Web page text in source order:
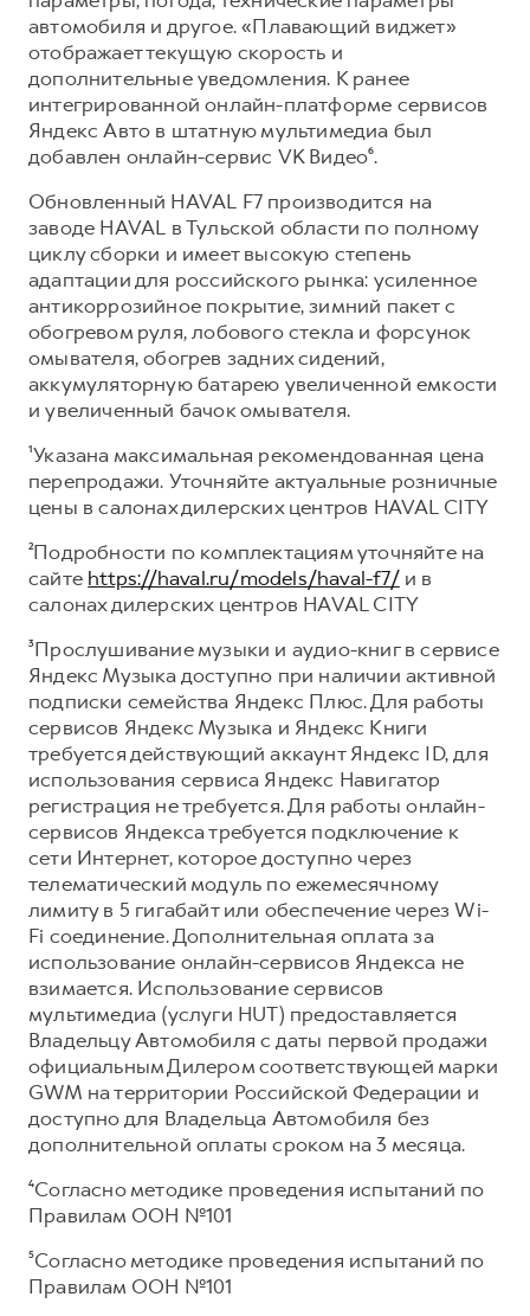
автомобиля и другое. «Плавающий виджет»
отображает текущую скорость и
дополнительные уведомления. К ранее
интегрированной онлайн-платформе сервисов
Яндекс Авто в штатную мультимедиа был
добавлен онлайн-сервис VK Видео⁶.
Обновленный HAVAL F7 производится на
заводе HAVAL в Тульской области по полному
циклу сборки и имеет высокую степень
адаптации для российского рынка: усиленное
антикоррозийное покрытие, зимний пакет с
обогревом руля, лобового стекла и форсунок
омывателя, обогрев задних сидений,
аккумуляторную батарею увеличенной емкости
и увеличенный бачок омывателя.
¹Указана максимальная рекомендованная цена
перепродажи. Уточняйте актуальные розничные
цены в салонах дилерских центров HAVAL CITY
²Подробности по комплектациям уточняйте на
сайте https://haval.ru/models/haval-f7/и в
салонах дилерских центров HAVAL CITY
³Прослушивание музыки и аудио-книг в сервисе
Яндекс Музыка доступно при наличии активной
подписки семейства Яндекс Плюс. Для работы
сервисов Яндекс Музыка и Яндекс Книги
требуется действующий аккаунт Яндекс ID, для
использования сервиса Яндекс Навигатор
регистрация не требуется. Для работы онлайн-
сервисов Яндекса требуется подключение к
сети Интернет, которое доступно через
телематический модуль по ежемесячному
лимиту в 5 гигабайт или обеспечение через Wi-
Fi соединение. Дополнительная оплата за
использование онлайн-сервисов Яндекса не
взимается. Использование сервисов
мультимедиа (услуги HUT) предоставляется
Владельцу Автомобиля с даты первой продажи
официальным Дилером соответствующей марки
GWM на территории Российской Федерации и
доступно для Владельца Автомобиля без
дополнительной оплаты сроком на 3 месяца.
⁴Согласно методике проведения испытаний по
Правилам ООН №101
⁵Согласно методике проведения испытаний по
Правилам ООН №101